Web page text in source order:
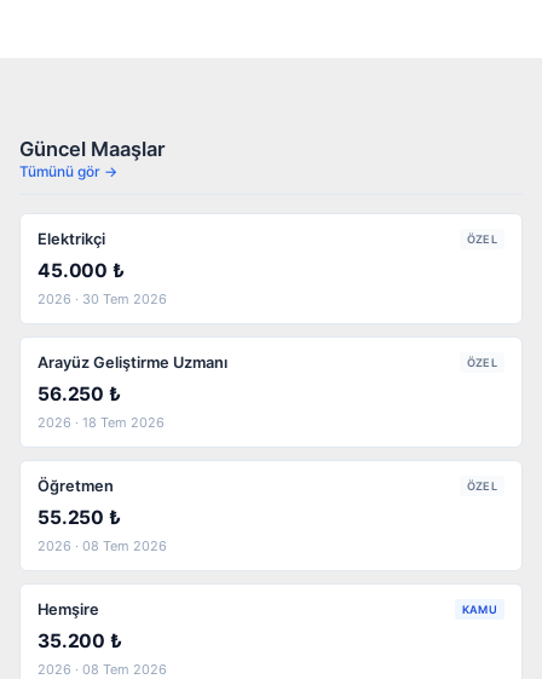
Güncel Maaşlar
Tümünü gör →
Elektrikçi ÖZEL
45.000 ₺
2026 · 30 Tem 2026
Arayüz Geliştirme Uzmanı ÖZEL
56.250 ₺
2026 · 18 Tem 2026
Öğretmen ÖZEL
55.250 ₺
2026 · 08 Tem 2026
Hemşire KAMU
35.200 ₺
2026 · 08 Tem 2026